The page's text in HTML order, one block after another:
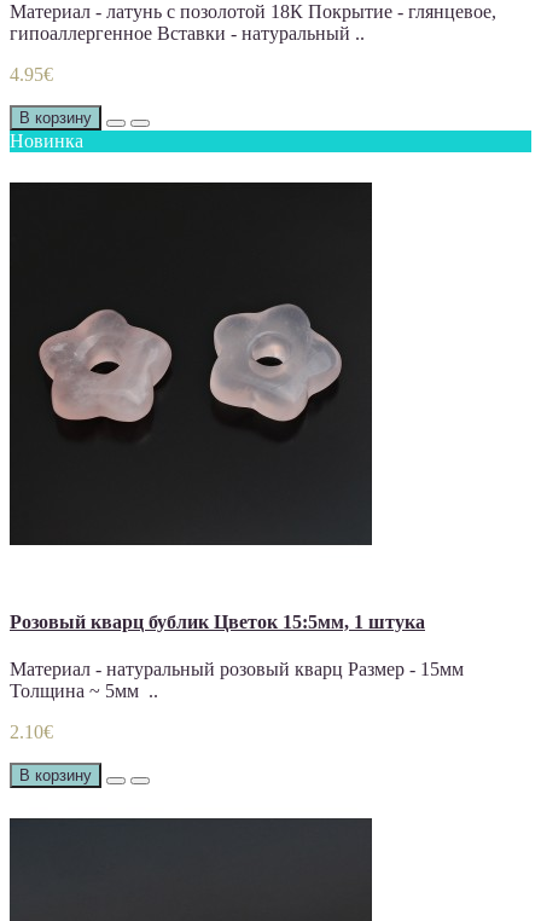
Материал - латунь с позолотой 18К Покрытие - глянцевое,
гипоаллергенное Вставки - натуральный ..
4.95€
В корзину
Новинка
Розовый кварц бублик Цветок 15:5мм, 1 штука
Материал - натуральный розовый кварц Размер - 15мм
Толщина ~ 5мм ..
2.10€
В корзину